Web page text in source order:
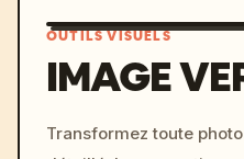
OUTILS VISUELS
IMAGE
Transformez toute